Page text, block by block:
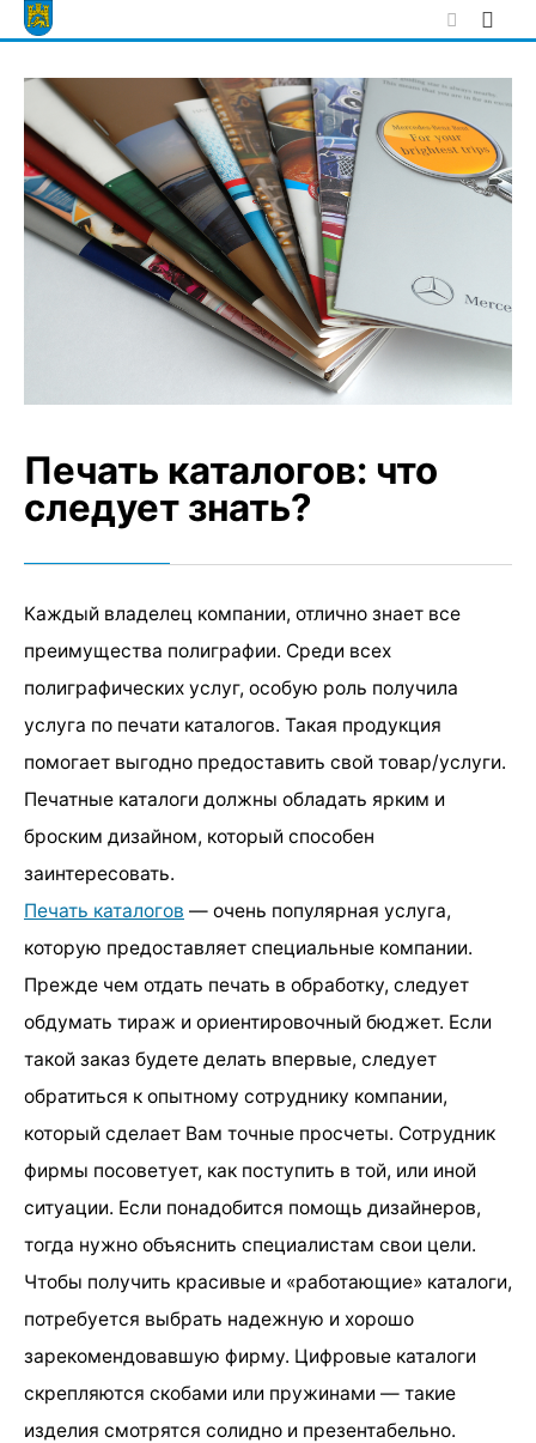
Skip
to
Печать каталогов: что
следует знать?
Каждый владелец компании, отлично знает все
преимущества полиграфии. Среди всех
полиграфических услуг, особую роль получила
услуга по печати каталогов. Такая продукция
помогает выгодно предоставить свой товар/услуги.
Печатные каталоги должны обладать ярким и
броским дизайном, который способен
заинтересовать.
Печать каталогов — очень популярная услуга,
которую предоставляет специальные компании.
Прежде чем отдать печать в обработку, следует
обдумать тираж и ориентировочный бюджет. Если
такой заказ будете делать впервые, следует
обратиться к опытному сотруднику компании,
который сделает Вам точные просчеты. Сотрудник
фирмы посоветует, как поступить в той, или иной
ситуации. Если понадобится помощь дизайнеров,
тогда нужно объяснить специалистам свои цели.
Чтобы получить красивые и «работающие» каталоги,
потребуется выбрать надежную и хорошо
зарекомендовавшую фирму. Цифровые каталоги
скрепляются скобами или пружинами — такие
изделия смотрятся солидно и презентабельно.